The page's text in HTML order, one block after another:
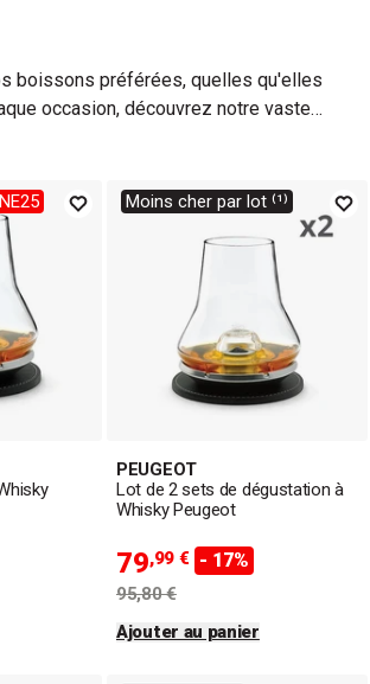
boissons préférées, quelles qu'elles
occasion, découvrez notre vaste
, ainsi que desflûtes et coupes
tout à des prix compétitifs. Que vous
fonctionnels ou originaux, nous
pour chaque moment de dégustation.
Moins cher par lot ⁽¹⁾
PEUGEOT
Lot de 2 sets de dégustation à
Whisky Peugeot
79,99 € - 17%
95,80 €
Ajouter au panier